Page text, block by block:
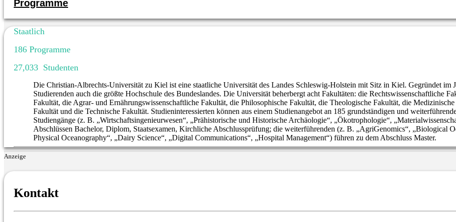
Programme
Staatlich
186 Programme
27,033 Studenten
Die Christian-Albrechts-Universität zu Kiel ist eine staatliche Universität des Landes Schleswig-Holstein mit Sitz in Kiel. Gegründet im
Studierenden auch die größte Hochschule des Bundeslandes. Die Universität beherbergt acht Fakultäten: die Rechtswissenschaftliche
Fakultät, die Agrar- und Ernährungswissenschaftliche Fakultät, die Philosophische Fakultät, die Theologische Fakultät, die
Fakultät und die Technische Fakultät. Studieninteressierten können aus einem Studienangebot an 185 grundständigen und
Studiengänge (z. B. „Wirtschaftsingenieurwesen“, „Prähistorische und Historische Archäologie“, „Ökotrophologie“,
Abschlüssen Bachelor, Diplom, Staatsexamen, Kirchliche Abschlussprüfung; die weiterführenden (z. B. „AgriGenomics“, „Biological
Physical Oceanography“, „Dairy Science“, „Digital Communications“, „Hospital Management“) führen zu dem Abschluss Master.
Anzeige
Kontakt